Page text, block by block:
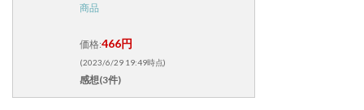
商品
価格:466円
(2023/6/29 19:49時点)
感想(3件)